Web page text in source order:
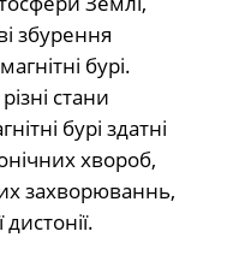
збурення
бурі.
стани
бурі здатні
хвороб,
захворюваннь,